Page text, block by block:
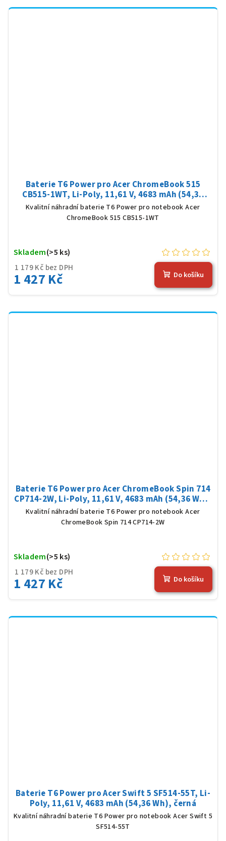
Baterie T6 Power pro Acer ChromeBook 515
CB515-1WT, Li-Poly, 11,61 V, 4683 mAh (54,36
Wh), černá
Kvalitní náhradní baterie T6 Power pro notebook Acer
ChromeBook 515 CB515-1WT
1 179 Kč bez DPH
1 427 Kč
Skladem(>5 ks)
Do košíku
Baterie T6 Power pro Acer ChromeBook Spin 714
CP714-2W, Li-Poly, 11,61 V, 4683 mAh (54,36 Wh),
černá
Kvalitní náhradní baterie T6 Power pro notebook Acer
ChromeBook Spin 714 CP714-2W
1 179 Kč bez DPH
1 427 Kč
Skladem(>5 ks)
Do košíku
Baterie T6 Power pro Acer Swift 5 SF514-55T, Li-
Poly, 11,61 V, 4683 mAh (54,36 Wh), černá
Kvalitní náhradní baterie T6 Power pro notebook Acer Swift 5
SF514-55T